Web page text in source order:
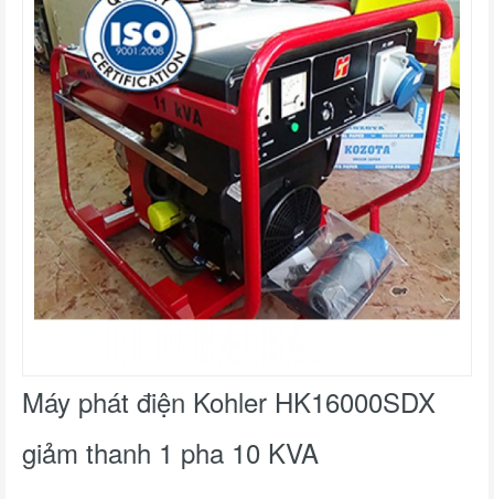
Máy phát điện Kohler HK16000SDX
giảm thanh 1 pha 10 KVA